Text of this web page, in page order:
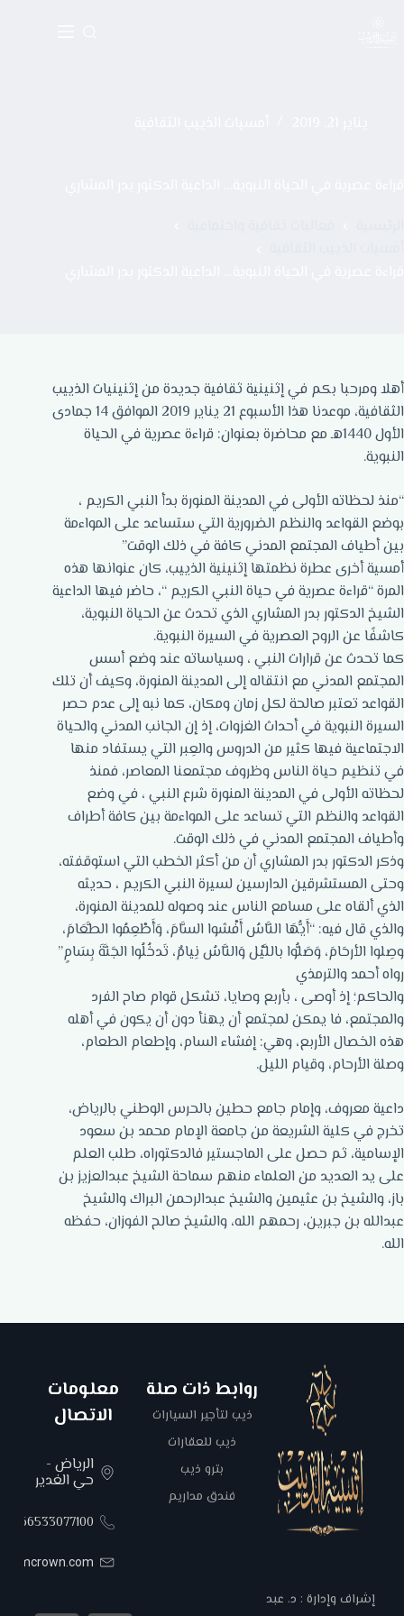
أهلا ومرحبا بكم في إثنينية ثقافية جديدة من إثنينيات الذييب
الثقافية، موعدنا هذا الأسبوع 21 يناير 2019 الموافق 14 جمادى
الأول 1440هـ مع محاضرة بعنوان: قراءة عصرية في الحياة
النبوية.
“منذ لحظاته الأولى في المدينة المنورة بدأ النبي الكريم ،
بوضع القواعد والنظم الضرورية التي ستساعد على المواءمة
بين أطياف المجتمع المدني كافة في ذلك الوقت”
أمسية أخرى عطرة نظمتها إثنينية الذييب، كان عنوانها هذه
المرة “قراءة عصرية في حياة النبي الكريم “، حاضر فيها الداعية
الشيخ الدكتور بدر المشاري الذي تحدث عن الحياة النبوية،
كاشفًا عن الروح العصرية في السيرة النبوية.
كما تحدث عن قرارات النبي ، وسياساته عند وضع أسس
المجتمع المدني مع انتقاله إلى المدينة المنورة، وكيف أن تلك
القواعد تعتبر صالحة لكل زمان ومكان، كما نبه إلى عدم حصر
السيرة النبوية في أحداث الغزوات، إذ إن الجانب المدني والحياة
الاجتماعية فيها كثير من الدروس والعِبر التي يستفاد منها
في تنظيم حياة الناس وظروف مجتمعنا المعاصر، فمنذ
لحظاته الأولى في المدينة المنورة شرع النبي ، في وضع
القواعد والنظم التي تساعد على المواءمة بين كافة أطراف
وأطياف المجتمع المدني في ذلك الوقت.
وذكر الدكتور بدر المشاري أن من أكثر الخطب التي استوقفته،
وحتى المستشرقين الدارسين لسيرة النبي الكريم ، حديثه
الذي ألقاه على مسامع الناس عند وصوله للمدينة المنورة،
والذي قال فيه: “أَيُّهَا النَّاسُ أَفْشوا السَّامَ، وَأَطْعِمُوا الطَّعَامَ،
وصِلوا الأرحَامَ، وَصَلُّوا باللَّيْل وَالنَّاسُ نِيامٌ، تَدخُلُوا الجَنَّةَ بِسَامٍ”
رواه أحمد والترمذي
والحاكم؛ إذ أوصى ، بأربع وصايا، تشكل قوام صاح الفرد
والمجتمع، فا يمكن لمجتمع أن يهنأ دون أن يكون في أهله
هذه الخصال الأربع، وهي: إفشاء السام، وإطعام الطعام،
وصلة الأرحام، وقيام الليل.
داعية معروف، وإمام جامع حطين بالحرس الوطني بالرياض،
تخرج في كلية الشريعة من جامعة الإمام محمد بن سعود
الإسامية، ثم حصل على الماجستير فالدكتوراه، طلب العلم
على يد العديد من العلماء منهم سماحة الشيخ عبدالعزيز بن
باز، والشيخ بن عثيمين والشيخ عبدالرحمن البراك والشيخ
عبدالله بن جبرين، رحمهم الله، والشيخ صالح الفوزان، حفظه
الله.
إشراف وإدارة : د. عبد
روابط ذات صلة
ذيب لتأجير السيارات
ذيب للعقارات
بترو ذيب
فندق مداريم
معلومات
الاتصال
الرياض -
حي الغدير